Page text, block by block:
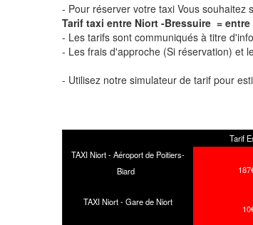
- Pour réserver votre taxi Vous souhaitez
Tarif taxi entre Niort -Bressuire =
- Les tarifs sont communiqués à titre
- Les frais d'approche (Si réservation) et
- Utilisez notre simulateur de tarif pour
Tarif
TAXI Niort - Aéroport de Poitiers-
Biard
TAXI Niort - Gare de Niort